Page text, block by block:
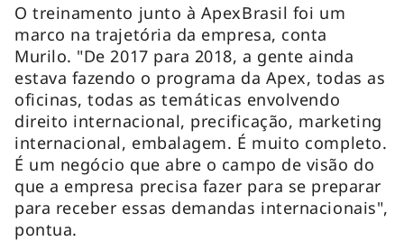
O treinamento junto à ApexBrasil foi um
marco na trajetória da empresa, conta
Murilo. "De 2017 para 2018, a gente ainda
estava fazendo o programa da Apex, todas as
oficinas, todas as temáticas envolvendo
direito internacional, precificação, marketing
internacional, embalagem. É muito completo.
É um negócio que abre o campo de visão do
que a empresa precisa fazer para se preparar
para receber essas demandas internacionais",
pontua.